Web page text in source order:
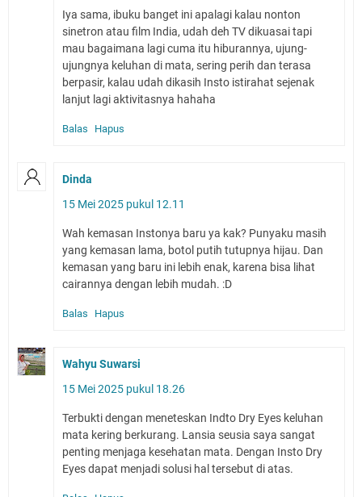
Iya sama, ibuku banget ini apalagi kalau nonton
sinetron atau film India, udah deh TV dikuasai tapi
mau bagaimana lagi cuma itu hiburannya, ujung-
ujungnya keluhan di mata, sering perih dan terasa
berpasir, kalau udah dikasih Insto istirahat sejenak
lanjut lagi aktivitasnya hahaha
Balas Hapus
Dinda
15 Mei 2025 pukul 12.11
Wah kemasan Instonya baru ya kak? Punyaku masih
yang kemasan lama, botol putih tutupnya hijau. Dan
kemasan yang baru ini lebih enak, karena bisa lihat
cairannya dengan lebih mudah. :D
Balas Hapus
Wahyu Suwarsi
15 Mei 2025 pukul 18.26
Terbukti dengan meneteskan Indto Dry Eyes keluhan
mata kering berkurang. Lansia seusia saya sangat
penting menjaga kesehatan mata. Dengan Insto Dry
Eyes dapat menjadi solusi hal tersebut di atas.